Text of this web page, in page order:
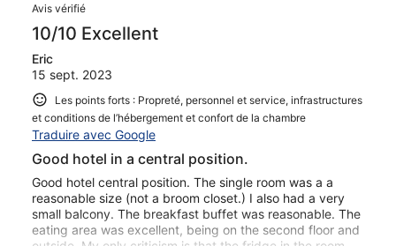
Avis vérifié
10/10 Excellent
Eric
15 sept. 2023
Les points forts : Propreté, personnel et service, infrastructures
et conditions de l’hébergement et confort de la chambre
Traduire avec Google
Good hotel in a central position.
Good hotel central position. The single room was a a
reasonable size (not a broom closet.) I also had a very
small balcony. The breakfast buffet was reasonable. The
eating area was excellent, being on the second floor and